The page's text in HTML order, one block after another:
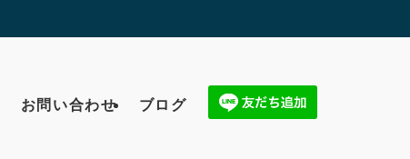
お問い合わせ ブログ